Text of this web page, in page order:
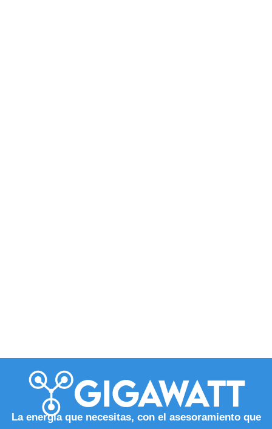
La energía que necesitas, con el asesoramiento que